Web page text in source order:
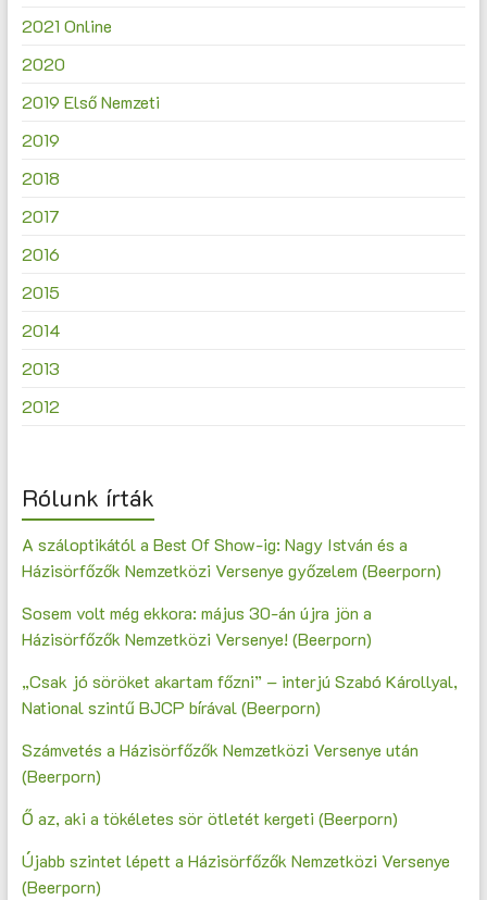
2021 Online
2020
2019 Első Nemzeti
2019
2018
2017
2016
2015
2014
2013
2012
Rólunk írták
A száloptikától a Best Of Show-ig: Nagy István és a
Házisörfőzők Nemzetközi Versenye győzelem (Beerporn)
Sosem volt még ekkora: május 30-án újra jön a
Házisörfőzők Nemzetközi Versenye! (Beerporn)
„Csak jó söröket akartam főzni” – interjú Szabó Károllyal,
National szintű BJCP bírával (Beerporn)
Számvetés a Házisörfőzők Nemzetközi Versenye után
(Beerporn)
Ő az, aki a tökéletes sör ötletét kergeti (Beerporn)
Újabb szintet lépett a Házisörfőzők Nemzetközi Versenye
(Beerporn)